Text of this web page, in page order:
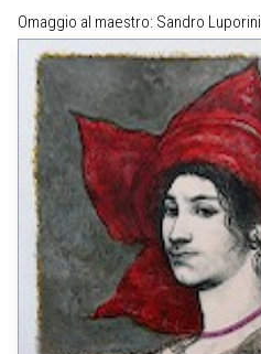
Omaggio al maestro: Sandro Luporini